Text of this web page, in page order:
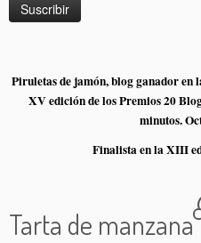
Piruletas de jamón, blog ganador
XV edición de los Premios 20
minutos.
Finalista en la XIII
Tarta de manzana